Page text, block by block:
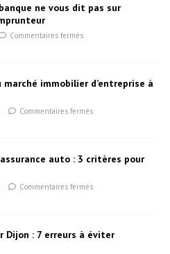
ne vous dit pas sur
Commentaires fermés
marché immobilier d’entreprise à
Commentaires fermés
auto : 3 critères pour
Commentaires fermés
Dijon : 7 erreurs à éviter